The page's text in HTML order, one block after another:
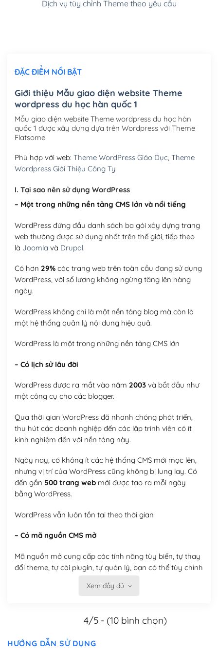
Cài đặt SMTP Mail cho site Wordpress(+100,000₫)
Mua thêm Host + Tên miền
Tên miền quốc tế .com .net .org (1 năm)
Tên miền Việt Nam .vn (1 năm) (+550,000₫)
Hosting 2GB SSD (1 năm)(+450,000₫)
Hosting 5GB SSD (1 năm)
Dịch vụ tùy chỉnh Theme theo yêu cầu
ĐẶC ĐIỂM NỔI BẬT
Giới thiệu Mẫu giao diện website Theme
wordpress du học hàn quốc 1
Mẫu giao diện website Theme wordpress du học hàn
quốc 1 được xây dựng dựa trên Wordpress với Theme
Flatsome
Phù hợp với web: Theme WordPress Giáo Dục, Theme
Wordpress Giới Thiệu Công Ty
I. Tại sao nên sử dụng WordPress
– Một trong những nền tảng CMS lớn và nổi tiếng
WordPress đứng đầu danh sách ba gói xây dựng trang
web thường được sử dụng nhất trên thế giới, tiếp theo
là Joomla và Drupal.
Có hơn 29%các trang web trên toàn cầu đang sử dụng
WordPress, với số lượng không ngừng tăng lên hàng
ngày.
WordPress không chỉ là một nền tảng blog mà còn là
một hệ thống quản lý nội dung hiệu quả.
WordPress là một trong những nền tảng CMS lớn
– Có lịch sử lâu đời
WordPress được ra mắt vào năm 2003và bắt đầu như
một công cụ cho các blogger.
Qua thời gian WordPress đã nhanh chóng phát triển,
thu hút các doanh nghiệp đến các lập trình viên có ít
kinh nghiệm đến với nền tảng này.
Ngày nay, có không ít các hệ thống CMS mới mọc lên,
nhưng vị trí của WordPress cũng không bị lung lay. Có
đến gần 500 trang webmới được tạo ra mỗi ngày
bằng WordPress.
WordPress vẫn luôn tồn tại theo thời gian
– Có mã nguồn CMS mở
Mã nguồn mở cung cấp các tính năng tùy biến, tự thay
đổi theme, tự cài plugin, tự quản lý, bạn có thể tùy chỉnh
Có thể tùy biến trên website WordPress
Xem đầy đủ
4/5 - (10 bình chọn)
HƯỚNG DẪN SỬ DỤNG